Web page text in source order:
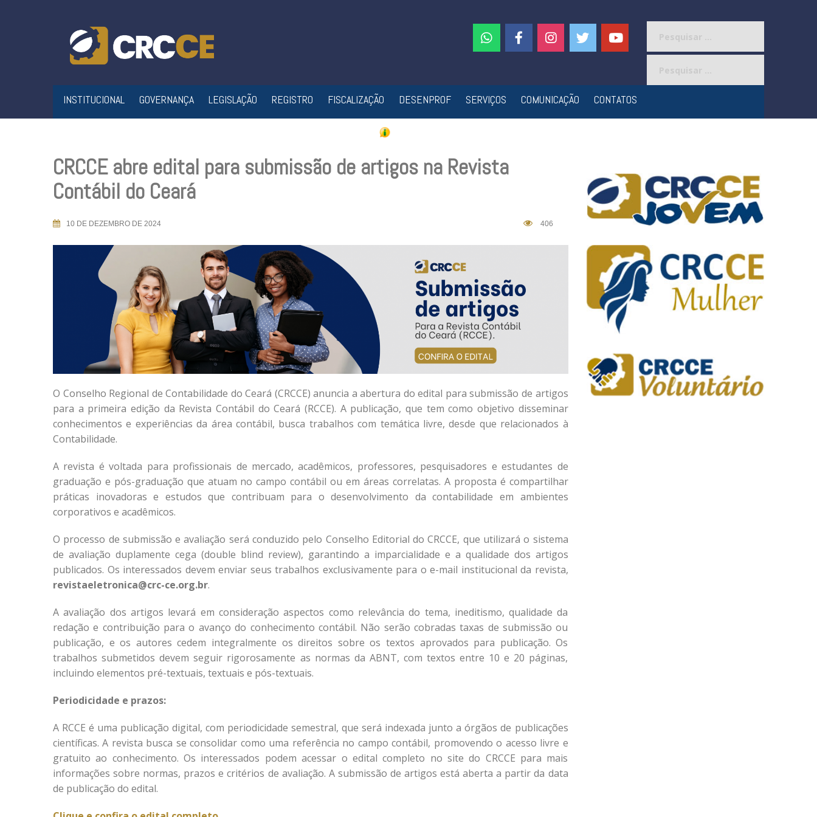
INSTITUCIONAL GOVERNANÇA LEGISLAÇÃO REGISTRO FISCALIZAÇÃO DESENPROF SERVIÇOS COMUNICAÇÃO CONTATOS
CRCCE abre edital para submissão de artigos na Revista
Contábil do Ceará
10 DE DEZEMBRO DE 2024 406
O Conselho Regional de Contabilidade do Ceará (CRCCE) anuncia a abertura do edital para submissão de artigos
para a primeira edição da Revista Contábil do Ceará (RCCE). A publicação, que tem como objetivo disseminar
conhecimentos e experiências da área contábil, busca trabalhos com temática livre, desde que relacionados à
Contabilidade.
A revista é voltada para profissionais de mercado, acadêmicos, professores, pesquisadores e estudantes de
graduação e pós-graduação que atuam no campo contábil ou em áreas correlatas. A proposta é compartilhar
práticas inovadoras e estudos que contribuam para o desenvolvimento da contabilidade em ambientes
corporativos e acadêmicos.
O processo de submissão e avaliação será conduzido pelo Conselho Editorial do CRCCE, que utilizará o sistema
de avaliação duplamente cega (double blind review), garantindo a imparcialidade e a qualidade dos artigos
publicados. Os interessados devem enviar seus trabalhos exclusivamente para o e-mail institucional da revista,
revistaeletronica@crc-ce.org.br.
A avaliação dos artigos levará em consideração aspectos como relevância do tema, ineditismo, qualidade da
redação e contribuição para o avanço do conhecimento contábil. Não serão cobradas taxas de submissão ou
publicação, e os autores cedem integralmente os direitos sobre os textos aprovados para publicação. Os
trabalhos submetidos devem seguir rigorosamente as normas da ABNT, com textos entre 10 e 20 páginas,
incluindo elementos pré-textuais, textuais e pós-textuais.
Periodicidade e prazos:
A RCCE é uma publicação digital, com periodicidade semestral, que será indexada junto a órgãos de publicações
científicas. A revista busca se consolidar como uma referência no campo contábil, promovendo o acesso livre e
gratuito ao conhecimento. Os interessados podem acessar o edital completo no site do CRCCE para mais
informações sobre normas, prazos e critérios de avaliação. A submissão de artigos está aberta a partir da data
de publicação do edital.